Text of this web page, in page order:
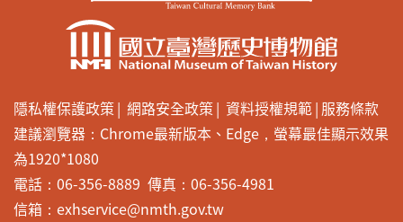
隱私權保護政策 網路安全政策 資料授權規範 服務條款
建議瀏覽器：Chrome最新版本、Edge，螢幕最佳顯示效果
為1920*1080
電話：06-356-8889 傳真：06-356-4981
信箱：exhservice@nmth.gov.tw